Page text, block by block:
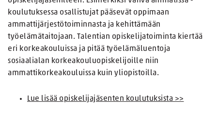
koulutuksessa osallistujat pääsevät oppimaan
ammattijärjestötoiminnasta ja kehittämään
työelämätaitojaan. Talentian opiskelijatoiminta kiertää
eri korkeakouluissa ja pitää työelämäluentoja
sosiaalialan korkeakouluopiskelijoille niin
ammattikorkeakouluissa kuin yliopistoilla.
Lue lisää opiskelijajäsenten koulutuksista >>